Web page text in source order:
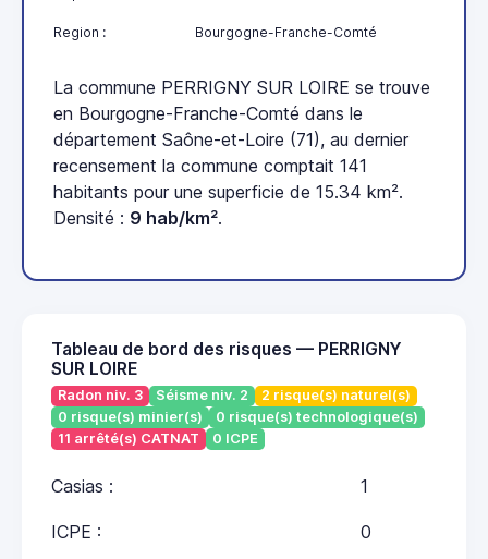
Region : Bourgogne-Franche-Comté
La commune PERRIGNY SUR LOIRE se trouve
en Bourgogne-Franche-Comté dans le
département Saône-et-Loire (71), au dernier
recensement la commune comptait 141
habitants pour une superficie de 15.34 km².
Densité : 9 hab/km².
Tableau de bord des risques — PERRIGNY
SUR LOIRE
Radon niv. 3 Séisme niv. 2
2 risque(s) naturel(s)
0 risque(s) minier(s)
0 risque(s) technologique(s)
11 arrêté(s) CATNAT
0 ICPE
Casias : 1
ICPE : 0